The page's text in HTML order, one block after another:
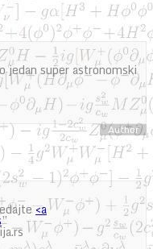
jedan super astronomski
<a
”